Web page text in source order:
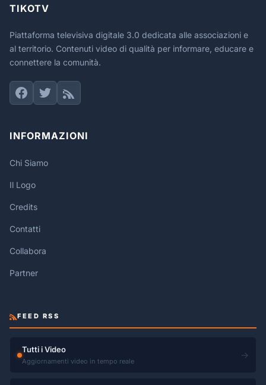
TIKOTV
Piattaforma televisiva digitale 3.0 dedicata alle associazioni e
al territorio. Contenuti video di qualità per informare, educare e
connettere la comunità.
INFORMAZIONI
Chi Siamo
Il Logo
Credits
Contatti
Collabora
Partner
FEED RSS
Tutti i Video
Aggiornamenti video in tempo reale
→